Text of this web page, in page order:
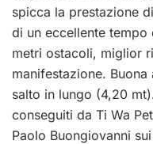
spicca la prestazione
di un eccellente tempo
metri ostacoli, miglior
manifestazione.
salto in lungo (4,20
conseguiti da Ti Wa
Paolo Buongiovanni